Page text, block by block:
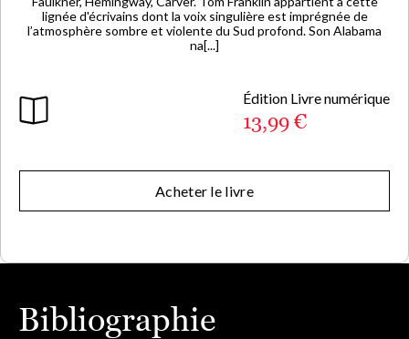
lignée d'écrivains dont la voix singulière est imprégnée de
l’atmosphère sombre et violente du Sud profond. Son Alabama
na[...]
Édition Livre numérique
13,99 €
Acheter le livre
Bibliographie